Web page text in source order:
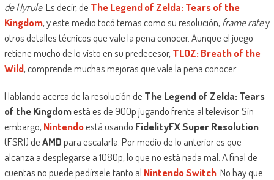
de Hyrule. Es decir, de The Legend of Zelda: Tears of the
Kingdom, y este medio tocó temas como su resolución, frame ratey
otros detalles técnicos que vale la pena conocer. Aunque el juego
retiene mucho de lo visto en su predecesor, TLOZ: Breath of the
Wild, comprende muchas mejoras que vale la pena conocer.
Hablando acerca de la resolución de The Legend of Zelda: Tears
of the Kingdomestá es de 900p jugando frente al televisor. Sin
embargo, Nintendoestá usando FidelityFX Super Resolution
(FSR1) deAMDpara escalarla. Por medio de lo anterior es que
alcanza a desplegarse a 1080p, lo que no está nada mal. A final de
cuentas no puede pedírsele tanto al Nintendo Switch. No hay que